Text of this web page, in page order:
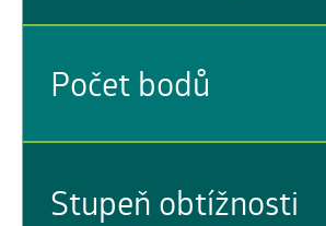
Počet bodů
Stupeň obtížnosti